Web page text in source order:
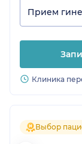
Прием
Клиника
Выбор